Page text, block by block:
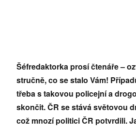
Šéfredaktorka prosí čtenáře –
stručně, co se stalo Vám!
třeba s takovou policejní a
skončit. ČR se stává světovou
což mnozí politici ČR potvrdili.